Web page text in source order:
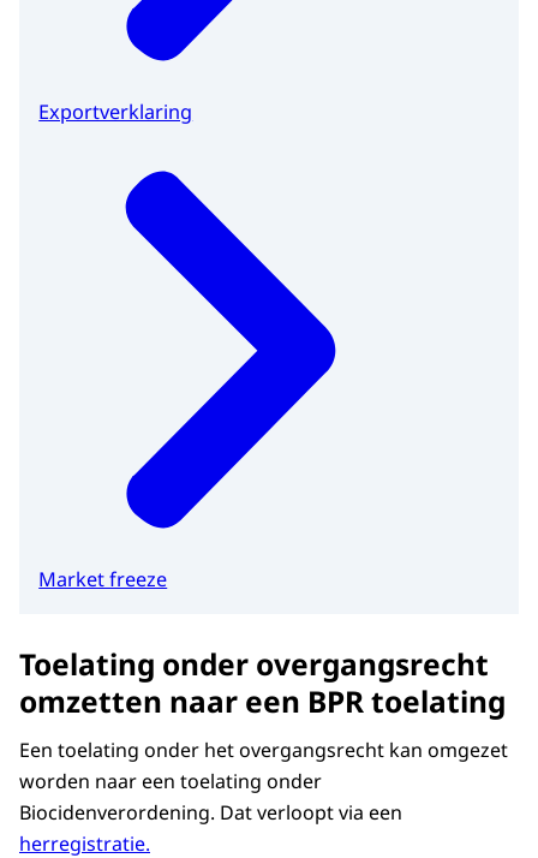
Exportverklaring
Market freeze
Toelating onder overgangsrecht
omzetten naar een BPR toelating
Een toelating onder het overgangsrecht kan omgezet
worden naar een toelating onder
Biocidenverordening. Dat verloopt via een
herregistratie.